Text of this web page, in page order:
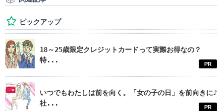
ピックアップ
18～25歳限定クレジットカードって実際お得なの？
特...
PR
いつでもわたしは前を向く。「女の子の日」を前向きに♪
社...
PR